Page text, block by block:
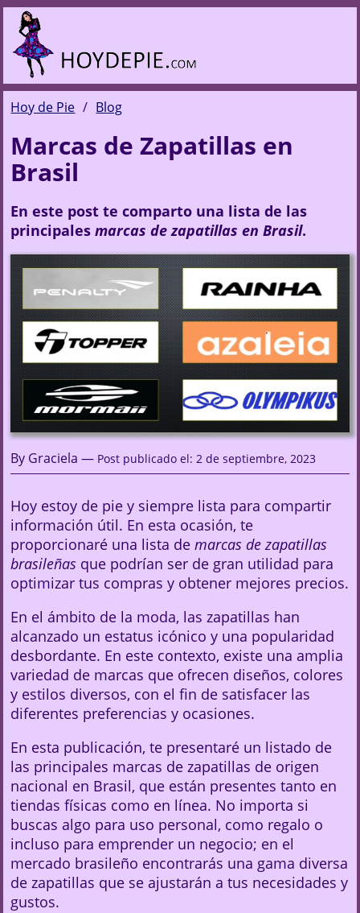
Hoy de Pie Blog
Marcas de Zapatillas en
Brasil
En este post te comparto una lista de las
principalesmarcas de zapatillas en Brasil.
By Graciela — Post publicado el: 2 de septiembre, 2023
Hoy estoy de pie y siempre lista para compartir
información útil. En esta ocasión, te
proporcionaré una lista demarcas de zapatillas
brasileñas que podrían ser de gran utilidad para
optimizar tus compras y obtener mejores precios.
En el ámbito de la moda, las zapatillas han
alcanzado un estatus icónico y una popularidad
desbordante. En este contexto, existe una amplia
variedad de marcas que ofrecen diseños, colores
y estilos diversos, con el fin de satisfacer las
diferentes preferencias y ocasiones.
En esta publicación, te presentaré un listado de
las principales marcas de zapatillas de origen
nacional en Brasil, que están presentes tanto en
tiendas físicas como en línea. No importa si
buscas algo para uso personal, como regalo o
incluso para emprender un negocio; en el
mercado brasileño encontrarás una gama diversa
de zapatillas que se ajustarán a tus necesidades y
gustos.